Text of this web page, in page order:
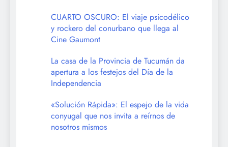
CUARTO OSCURO: El viaje psicodélico
y rockero del conurbano que llega al
Cine Gaumont
La casa de la Provincia de Tucumán da
apertura a los festejos del Día de la
Independencia
«Solución Rápida»: El espejo de la vida
conyugal que nos invita a reírnos de
nosotros mismos